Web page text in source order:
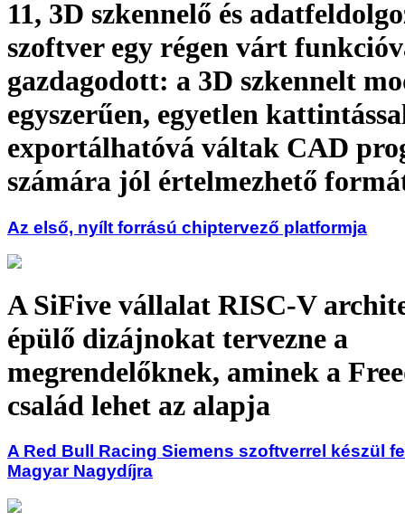
11, 3D szkennelő és
szoftver egy régen várt
gazdagodott: a 3D szkennelt
egyszerűen, egyetlen
exportálhatóvá váltak CAD
számára jól értelmezhető
Az első, nyílt forrású chiptervező platformja
A SiFive vállalat RISC-V
épülő dizájnokat tervezne a
megrendelőknek, aminek a
család lehet az alapja
A Red Bull Racing Siemens szoftverrel készül
Magyar Nagydíjra